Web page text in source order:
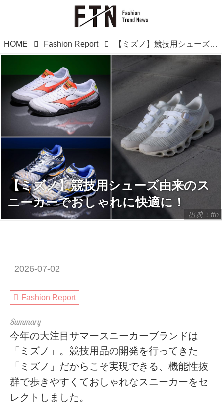
HOME Fashion Report 【ミズノ】競技用シューズ由来のスニーカーでおしゃれに快適に！
出典：ftn
【ミズノ】競技用シューズ由来のス
ニーカーでおしゃれに快適に！
2026-07-02
Fashion Report
今年の大注目サマースニーカーブランドは
「ミズノ」。競技用品の開発を行ってきた
「ミズノ」だからこそ実現できる、機能性抜
群で歩きやすくておしゃれなスニーカーをセ
レクトしました。